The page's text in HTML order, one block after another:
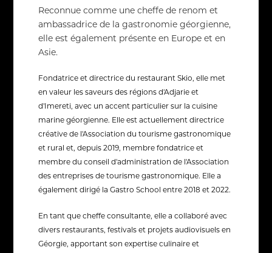
Reconnue comme une cheffe de renom et
ambassadrice de la gastronomie géorgienne,
elle est également présente en Europe et en
Asie.
Fondatrice et directrice du restaurant Skio, elle met
en valeur les saveurs des régions d'Adjarie et
d'Imereti, avec un accent particulier sur la cuisine
marine géorgienne. Elle est actuellement directrice
créative de l'Association du tourisme gastronomique
et rural et, depuis 2019, membre fondatrice et
membre du conseil d'administration de l'Association
des entreprises de tourisme gastronomique. Elle a
également dirigé la Gastro School entre 2018 et 2022.
En tant que cheffe consultante, elle a collaboré avec
divers restaurants, festivals et projets audiovisuels en
Géorgie, apportant son expertise culinaire et